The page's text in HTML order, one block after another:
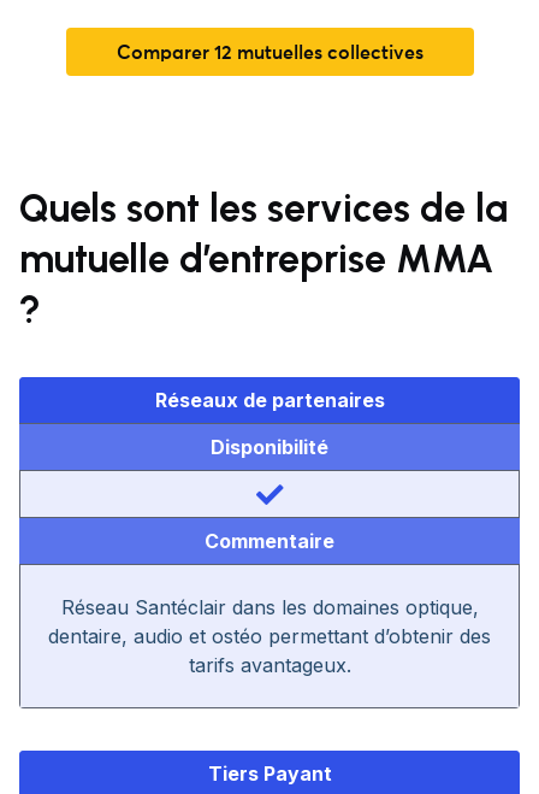
Comparer 12 mutuelles collectives
Quels sont les services de la
mutuelle d’entreprise MMA
?
Réseaux de partenaires
Disponibilité
Commentaire
Réseau Santéclair dans les domaines optique,
dentaire, audio et ostéo permettant d’obtenir des
tarifs avantageux.
Tiers Payant